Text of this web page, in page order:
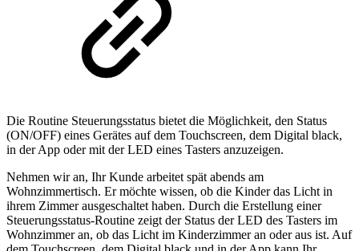
Die Routine Steuerungsstatus bietet die Möglichkeit, den Status
(ON/OFF) eines Gerätes auf dem Touchscreen, dem Digital black,
in der App oder mit der LED eines Tasters anzuzeigen.
Nehmen wir an, Ihr Kunde arbeitet spät abends am
Wohnzimmertisch. Er möchte wissen, ob die Kinder das Licht in
ihrem Zimmer ausgeschaltet haben. Durch die Erstellung einer
Steuerungsstatus-Routine zeigt der Status der LED des Tasters im
Wohnzimmer an, ob das Licht im Kinderzimmer an oder aus ist. Auf